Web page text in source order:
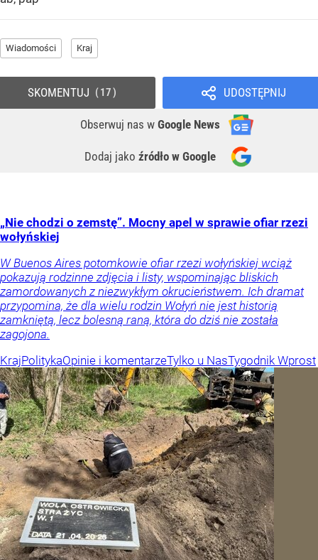
Wiadomości Kraj
UDOSTĘPNIJ
Obserwuj nas w Google News
Dodaj jako źródło w Google
SKOMENTUJ 17
„Nie chodzi o zemstę”. Mocny apel w sprawie ofiar rzezi
wołyńskiej
W Buenos Aires potomkowie ofiar rzezi wołyńskiej wciąż
pokazują rodzinne zdjęcia i listy, wspominając bliskich
zamordowanych z niezwykłym okrucieństwem. Ich dramat
przypomina, że dla wielu rodzin Wołyń nie jest historią
zamkniętą, lecz bolesną raną, która do dziś nie została
zagojona.
KrajPolitykaOpinie i komentarzeTylko u NasTygodnik Wprost